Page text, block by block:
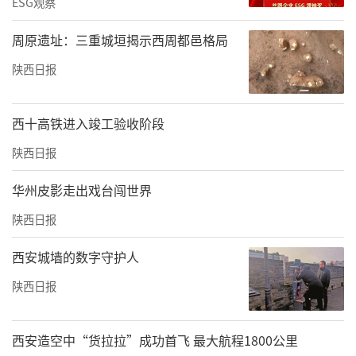
周原遗址：三重城垣揭示西周都邑格局
陕西日报
西十高铁进入竣工验收阶段
陕西日报
华州皮影走出戏台闯世界
陕西日报
西安城墙的数字守护人
陕西日报
西安造空中“货拉拉”成功首飞 最大航程1800公里